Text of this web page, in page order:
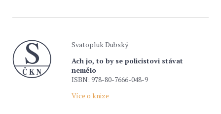
Svatopluk Dubský
Ach jo, to by se policistovi stávat
nemělo
ISBN: 978-80-7666-048-9
Více o knize